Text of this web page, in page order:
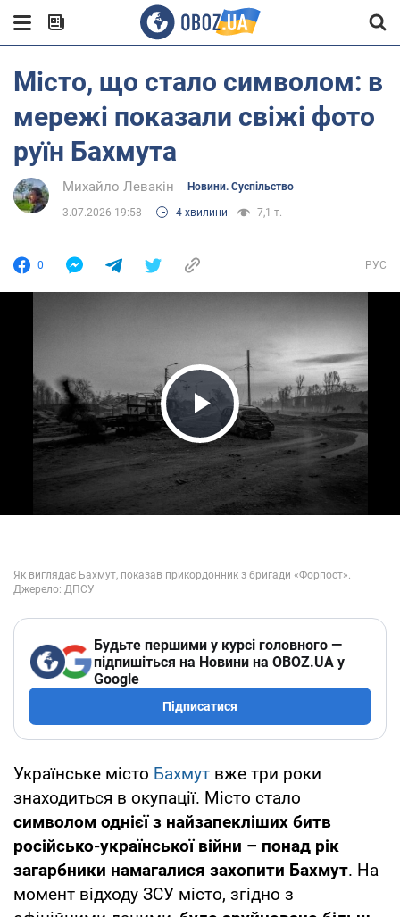
Місто, що стало символом: в
мережі показали свіжі фото
руїн Бахмута
Михайло Левакін Новини. Суспільство
3.07.2026 19:58 4 хвилини 7,1 т.
0 РУС
Play Video
Будьте першими у курсі головного —
підпишіться на Новини на OBOZ.UA у
Google
Підписатися
Українське місто Бахмут вже три роки
знаходиться в окупації. Місто стало
символом однієї з найзапекліших битв
російсько-української війни – понад рік
загарбники намагалися захопити Бахмут. На
момент відходу ЗСУ місто, згідно з